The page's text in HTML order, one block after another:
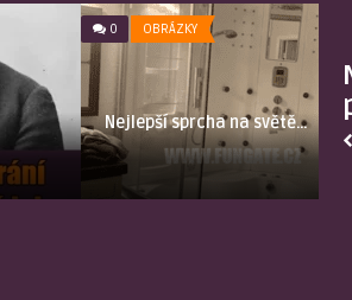
0 OBRÁZKY
Nejlepší sprcha na světě…